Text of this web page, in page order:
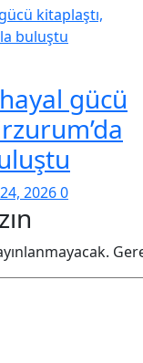
gücü
20260